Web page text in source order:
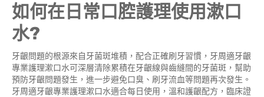
如何在日常口腔護理使用漱口
水?
牙齦問題的根源來自牙菌斑堆積，配合正確刷牙習慣，牙周適牙齦
專業護理漱口水可深層清除累積在牙齦線與齒縫間的牙菌斑，幫助
預防牙齦問題發生，進一步避免口臭、刷牙流血等問題再次發生。
牙周適牙齦專業護理漱口水適合每日使用，溫和護齦配方，臨床證